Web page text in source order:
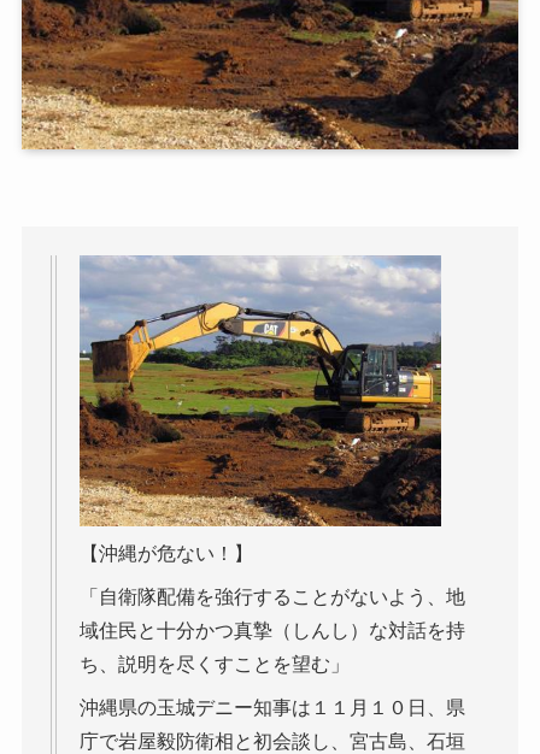
【沖縄が危ない！】
「自衛隊配備を強行することがないよう、地
域住民と十分かつ真摯（しんし）な対話を持
ち、説明を尽くすことを望む」
沖縄県の玉城デニー知事は１１月１０日、県
庁で岩屋毅防衛相と初会談し、宮古島、石垣